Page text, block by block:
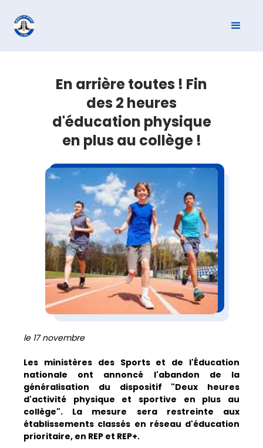
En arrière toutes ! Fin
des 2 heures
d'éducation physique
en plus au collège !
le 17 novembre
Les ministères des Sports et de l'Éducation
nationale ont annoncé l'abandon de la
généralisation du dispositif "Deux heures
d'activité physique et sportive en plus au
collège". La mesure sera restreinte aux
établissements classés en réseau d'éducation
prioritaire, en REP et REP+.